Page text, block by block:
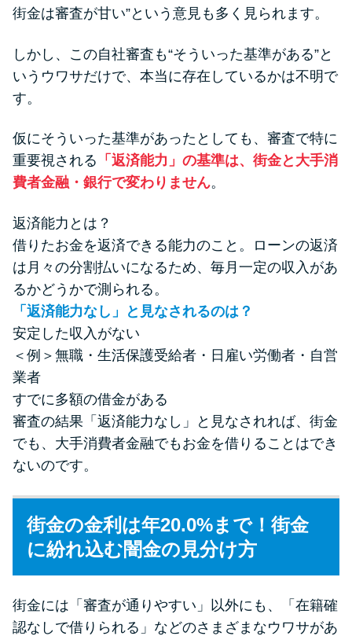
街金は審査が甘い”という意見も多く見られます。
しかし、この自社審査も“そういった基準がある”と
いうウワサだけで、本当に存在しているかは不明で
す。
仮にそういった基準があったとしても、審査で特に
重要視される 「返済能力」の基準は、街金と大手消
費者金融・銀行で変わりません。
返済能力とは？
借りたお金を返済できる能力のこと。ローンの返済
は月々の分割払いになるため、毎月一定の収入があ
るかどうかで測られる。
「返済能力なし」と見なされるのは？
安定した収入がない
＜例＞無職・生活保護受給者・日雇い労働者・自営
業者
すでに多額の借金がある
審査の結果「返済能力なし」と見なされれば、街金
でも、大手消費者金融でもお金を借りることはでき
ないのです。
街金の金利は年20.0%まで！街金
に紛れ込む闇金の見分け方
街金には「審査が通りやすい」以外にも、「在籍確
認なしで借りられる」などのさまざまなウワサがあ